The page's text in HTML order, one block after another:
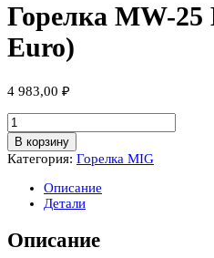
Горелка MW-25
Euro)
4 983,00 ₽
Количество
товара
Горелка
MW-
Air
В корзину
Категория: Горелка MIG
Описание
Детали
Описание